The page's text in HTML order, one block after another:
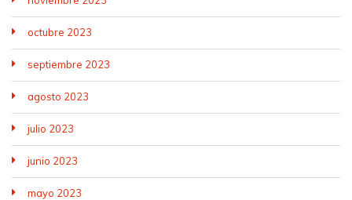
octubre 2023
septiembre 2023
agosto 2023
julio 2023
junio 2023
mayo 2023